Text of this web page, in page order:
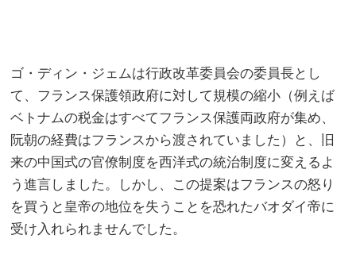
ゴ・ディン・ジェムは行政改革委員会の委員長とし
て、フランス保護領政府に対して規模の縮小（例えば
ベトナムの税金はすべてフランス保護両政府が集め、
阮朝の経費はフランスから渡されていました）と、旧
来の中国式の官僚制度を西洋式の統治制度に変えるよ
う進言しました。しかし、この提案はフランスの怒り
を買うと皇帝の地位を失うことを恐れたバオダイ帝に
受け入れられませんでした。